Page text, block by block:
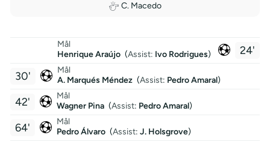
C. Macedo
24'
Mål
Henrique Araújo (Assist: Ivo Rodrigues)
Mål
A. Marqués Méndez (Assist: Pedro Amaral)
30'
Mål
Wagner Pina (Assist: Pedro Amaral)
42'
Mål
Pedro Álvaro (Assist: J. Holsgrove)
64'